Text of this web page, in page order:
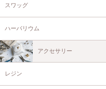
スワッグ
ハーバリウム
アクセサリー
レジン